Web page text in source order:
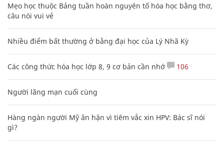
Mẹo học thuộc Bảng tuần hoàn nguyên tố hóa học bằng thơ,
câu nói vui vẻ
Nhiều điểm bất thường ở bằng đại học của Lý Nhã Kỳ
Các công thức hóa học lớp 8, 9 cơ bản cần nhớ 106
Người lãng mạn cuối cùng
Hàng ngàn người Mỹ ân hận vì tiêm vắc xin HPV: Bác sĩ nói
gì?